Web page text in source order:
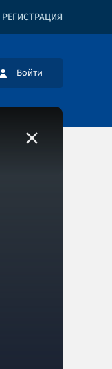
РЕГИСТРАЦИЯ
Войти